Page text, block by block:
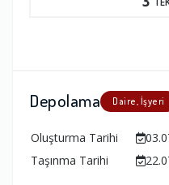
Depolama Daire, İşyeri
Oluşturma Tarihi
Taşınma Tarihi